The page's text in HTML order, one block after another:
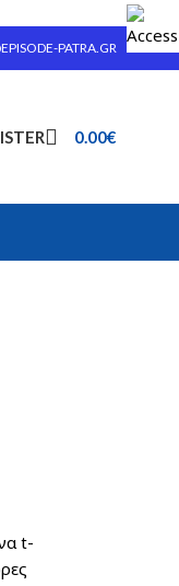
PATRA.GR
0.00€
t-